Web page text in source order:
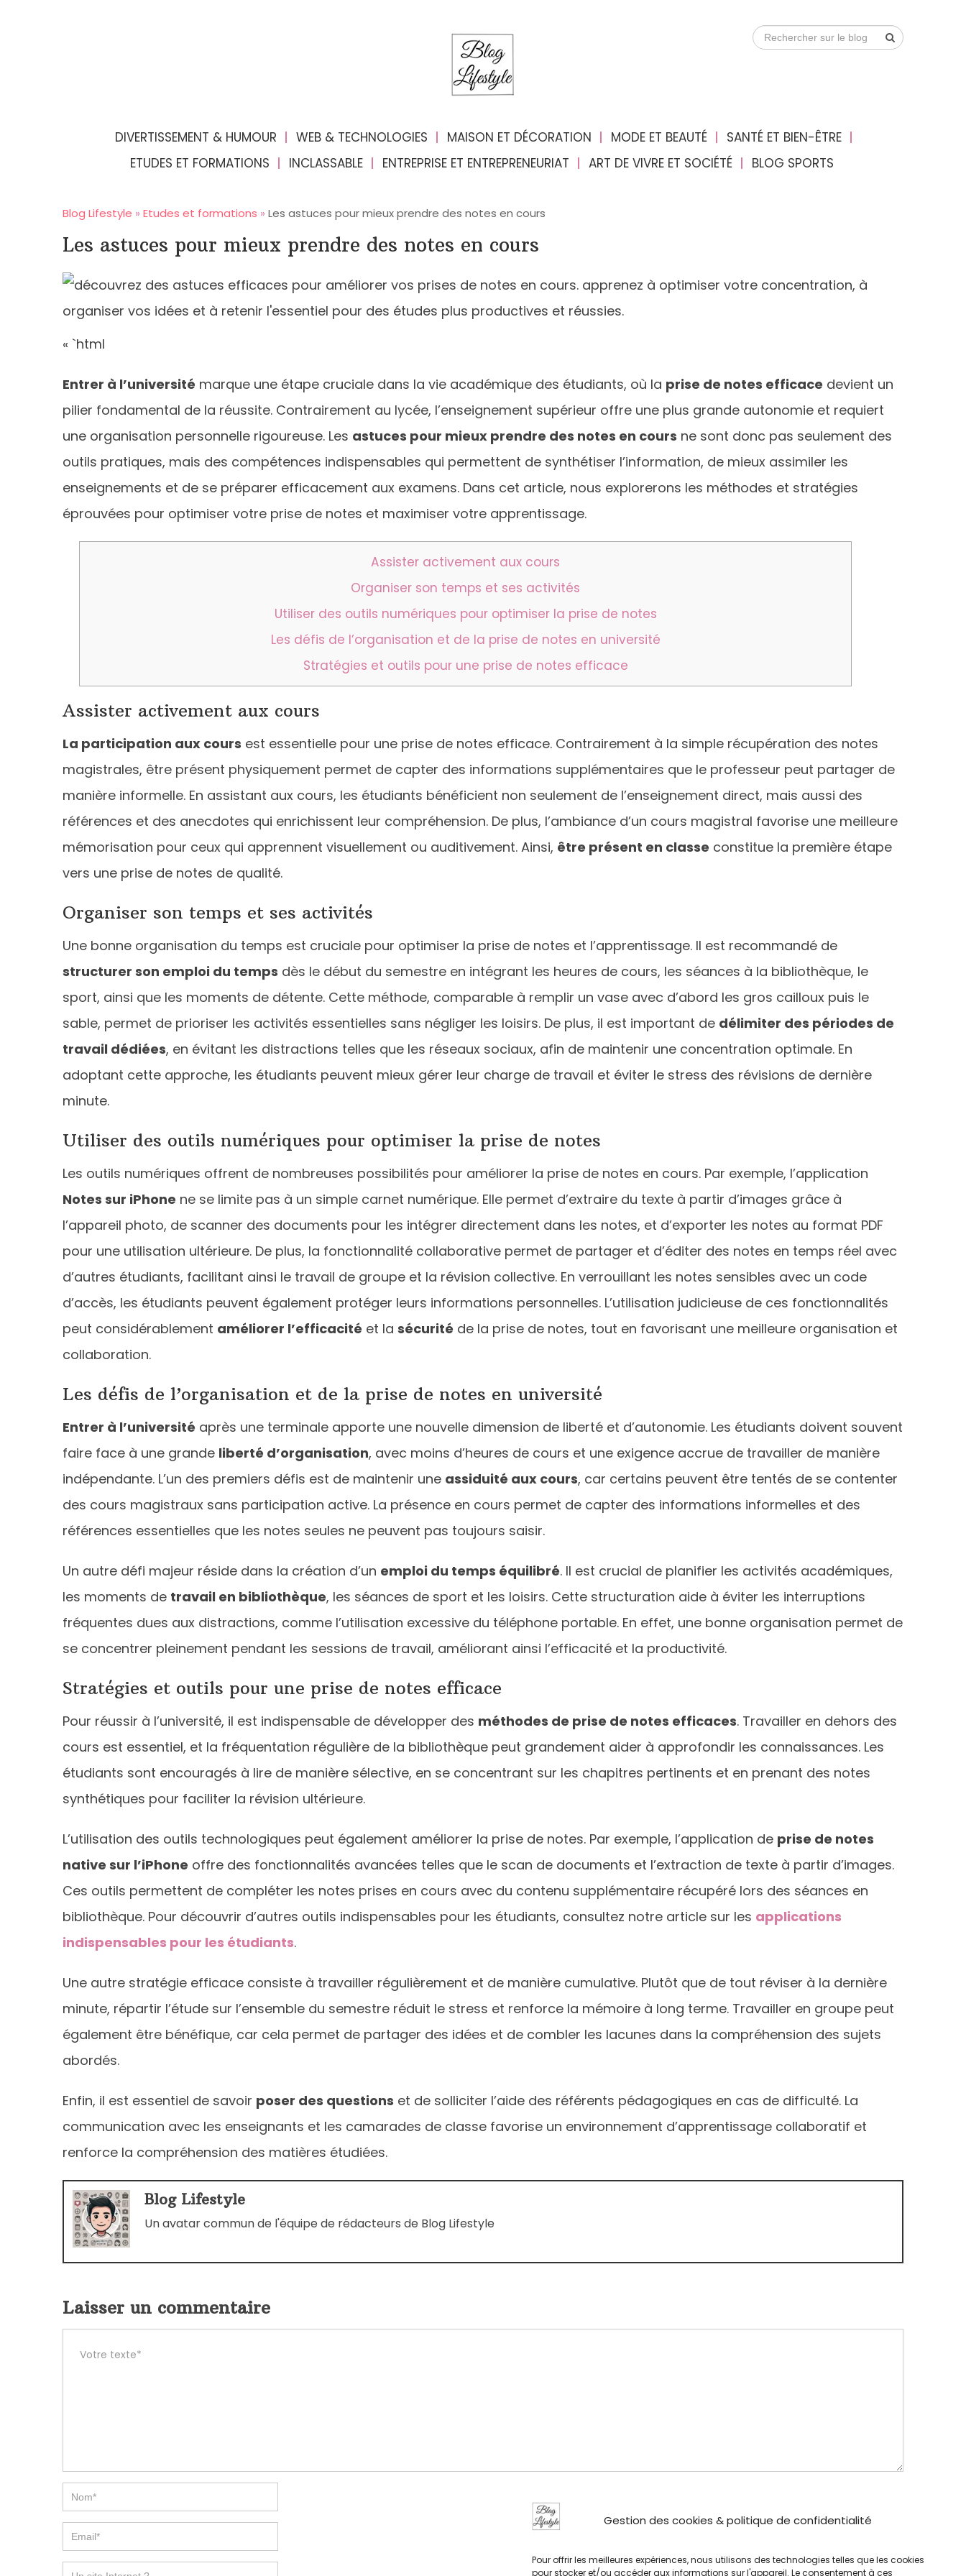
Gestion des cookies & politique de confidentialité
Pour offrir les meilleures expériences, nous utilisons des technologies telles que les cookies
pour stocker et/ou accéder aux informations sur l'appareil. Le consentement à ces
DIVERTISSEMENT & HUMOUR WEB & TECHNOLOGIES MAISON ET DÉCORATION MODE ET BEAUTÉ
SANTÉ ET BIEN-ÊTRE
ETUDES ET FORMATIONS
INCLASSABLE ENTREPRISE ET ENTREPRENEURIAT ART DE VIVRE ET SOCIÉTÉ BLOG SPORTS
Blog Lifestyle » Etudes et formations » Les astuces pour mieux prendre des notes en cours
Les astuces pour mieux prendre des notes en cours
« `html
Entrer à l’université marque une étape cruciale dans la vie académique des étudiants, où la prise de notes efficace devient un
pilier fondamental de la réussite. Contrairement au lycée, l’enseignement supérieur offre une plus grande autonomie et requiert
une organisation personnelle rigoureuse. Les astuces pour mieux prendre des notes en cours ne sont donc pas seulement des
outils pratiques, mais des compétences indispensables qui permettent de synthétiser l’information, de mieux assimiler les
enseignements et de se préparer efficacement aux examens. Dans cet article, nous explorerons les méthodes et stratégies
éprouvées pour optimiser votre prise de notes et maximiser votre apprentissage.
Assister activement aux cours
Organiser son temps et ses activités
Utiliser des outils numériques pour optimiser la prise de notes
Les défis de l’organisation et de la prise de notes en université
Stratégies et outils pour une prise de notes efficace
Assister activement aux cours
La participation aux cours est essentielle pour une prise de notes efficace. Contrairement à la simple récupération des notes
magistrales, être présent physiquement permet de capter des informations supplémentaires que le professeur peut partager de
manière informelle. En assistant aux cours, les étudiants bénéficient non seulement de l’enseignement direct, mais aussi des
références et des anecdotes qui enrichissent leur compréhension. De plus, l’ambiance d’un cours magistral favorise une meilleure
mémorisation pour ceux qui apprennent visuellement ou auditivement. Ainsi, être présent en classe constitue la première étape
vers une prise de notes de qualité.
Organiser son temps et ses activités
Une bonne organisation du temps est cruciale pour optimiser la prise de notes et l’apprentissage. Il est recommandé de
structurer son emploi du temps dès le début du semestre en intégrant les heures de cours, les séances à la bibliothèque, le
sport, ainsi que les moments de détente. Cette méthode, comparable à remplir un vase avec d’abord les gros cailloux puis le
sable, permet de prioriser les activités essentielles sans négliger les loisirs. De plus, il est important de délimiter des périodes de
travail dédiées, en évitant les distractions telles que les réseaux sociaux, afin de maintenir une concentration optimale. En
adoptant cette approche, les étudiants peuvent mieux gérer leur charge de travail et éviter le stress des révisions de dernière
minute.
Utiliser des outils numériques pour optimiser la prise de notes
Les outils numériques offrent de nombreuses possibilités pour améliorer la prise de notes en cours. Par exemple, l’application
Notes sur iPhone ne se limite pas à un simple carnet numérique. Elle permet d’extraire du texte à partir d’images grâce à
l’appareil photo, de scanner des documents pour les intégrer directement dans les notes, et d’exporter les notes au format PDF
pour une utilisation ultérieure. De plus, la fonctionnalité collaborative permet de partager et d’éditer des notes en temps réel avec
d’autres étudiants, facilitant ainsi le travail de groupe et la révision collective. En verrouillant les notes sensibles avec un code
d’accès, les étudiants peuvent également protéger leurs informations personnelles. L’utilisation judicieuse de ces fonctionnalités
peut considérablement améliorer l’efficacité et la sécurité de la prise de notes, tout en favorisant une meilleure organisation et
collaboration.
Les défis de l’organisation et de la prise de notes en université
Entrer à l’université après une terminale apporte une nouvelle dimension de liberté et d’autonomie. Les étudiants doivent souvent
faire face à une grande liberté d’organisation, avec moins d’heures de cours et une exigence accrue de travailler de manière
indépendante. L’un des premiers défis est de maintenir une assiduité aux cours, car certains peuvent être tentés de se contenter
des cours magistraux sans participation active. La présence en cours permet de capter des informations informelles et des
références essentielles que les notes seules ne peuvent pas toujours saisir.
Un autre défi majeur réside dans la création d’un emploi du temps équilibré. Il est crucial de planifier les activités académiques,
les moments de travail en bibliothèque, les séances de sport et les loisirs. Cette structuration aide à éviter les interruptions
fréquentes dues aux distractions, comme l’utilisation excessive du téléphone portable. En effet, une bonne organisation permet de
se concentrer pleinement pendant les sessions de travail, améliorant ainsi l’efficacité et la productivité.
Stratégies et outils pour une prise de notes efficace
Pour réussir à l’université, il est indispensable de développer des méthodes de prise de notes efficaces. Travailler en dehors des
cours est essentiel, et la fréquentation régulière de la bibliothèque peut grandement aider à approfondir les connaissances. Les
étudiants sont encouragés à lire de manière sélective, en se concentrant sur les chapitres pertinents et en prenant des notes
synthétiques pour faciliter la révision ultérieure.
L’utilisation des outils technologiques peut également améliorer la prise de notes. Par exemple, l’application de prise de notes
native sur l’iPhone offre des fonctionnalités avancées telles que le scan de documents et l’extraction de texte à partir d’images.
Ces outils permettent de compléter les notes prises en cours avec du contenu supplémentaire récupéré lors des séances en
bibliothèque. Pour découvrir d’autres outils indispensables pour les étudiants, consultez notre article sur les applications
indispensables pour les étudiants.
Une autre stratégie efficace consiste à travailler régulièrement et de manière cumulative. Plutôt que de tout réviser à la dernière
minute, répartir l’étude sur l’ensemble du semestre réduit le stress et renforce la mémoire à long terme. Travailler en groupe peut
également être bénéfique, car cela permet de partager des idées et de combler les lacunes dans la compréhension des sujets
abordés.
Enfin, il est essentiel de savoir poser des questions et de solliciter l’aide des référents pédagogiques en cas de difficulté. La
communication avec les enseignants et les camarades de classe favorise un environnement d’apprentissage collaboratif et
renforce la compréhension des matières étudiées.
Blog Lifestyle
Un avatar commun de l'équipe de rédacteurs de Blog Lifestyle
Laisser un commentaire